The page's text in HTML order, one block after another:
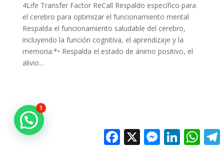
4Life Transfer Factor ReCall Respaldo específico para
el cerebro para optimizar el funcionamiento mental
Respalda el funcionamiento saludable del cerebro,
incluyendo la función cognitiva, el aprendizaje y la
memoria.*• Respalda el estado de ánimo positivo, el
alivio...
Facebook Messenger
LinkedIn
1